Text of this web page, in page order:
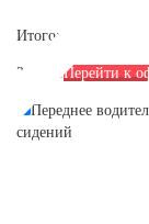
Итого:
2590 р.Перейти к
Переднее
сидений